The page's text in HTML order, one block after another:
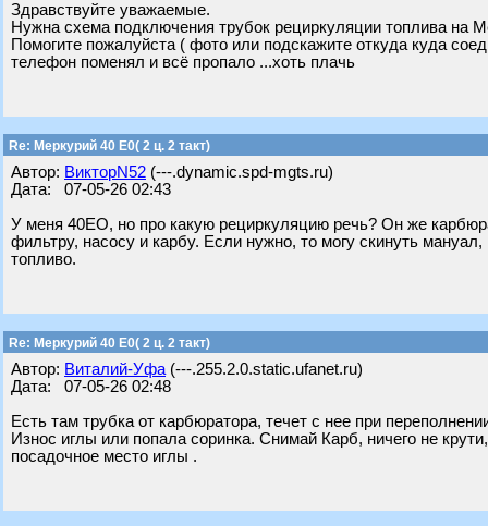
Здравствуйте уважаемые.
Нужна схема подключения трубок рециркуляции топлива на
Помогите пожалуйста ( фото или подскажите откуда куда
телефон поменял и всё пропало ...хоть плачь
Re: Меркурий 40 Е0( 2 ц. 2 такт)
Автор: ВикторN52 (---.dynamic.spd-mgts.ru)
Дата: 07-05-26 02:43
У меня 40ЕО, но про какую рециркуляцию речь? Он же
фильтру, насосу и карбу. Если нужно, то могу скинуть
топливо.
Re: Меркурий 40 Е0( 2 ц. 2 такт)
Автор: Виталий-Уфа (---.255.2.0.static.ufanet.ru)
Дата: 07-05-26 02:48
Есть там трубка от карбюратора, течет с нее при
Износ иглы или попала соринка. Снимай Карб, ничего не
посадочное место иглы .